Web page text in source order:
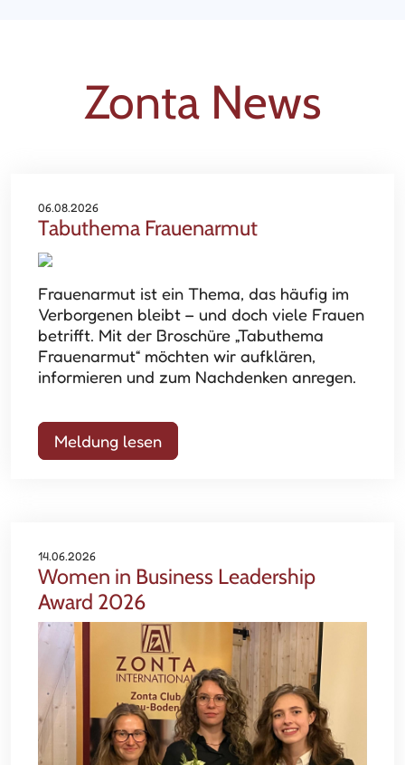
Zonta News
06.08.2026
Tabuthema Frauenarmut
Frauenarmut ist ein Thema, das häufig im
Verborgenen bleibt – und doch viele Frauen
betrifft. Mit der Broschüre „Tabuthema
Frauenarmut“ möchten wir aufklären,
informieren und zum Nachdenken anregen.
Meldung lesen
14.06.2026
Women in Business Leadership
Award 2026